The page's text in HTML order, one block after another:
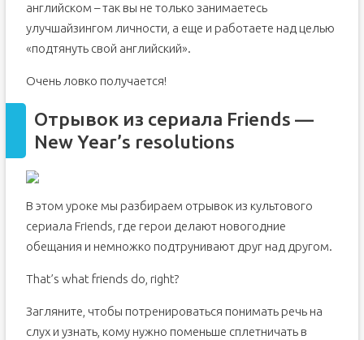
английском – так вы не только занимаетесь
улучшайзингом личности, а еще и работаете над целью
«подтянуть свой английский».
Очень ловко получается!
Отрывок из сериала Friends —
New Year’s resolutions
В этом уроке мы разбираем отрывок из культового
сериала Friends, где герои делают новогодние
обещания и немножко подтрунивают друг над другом.
That’s what friends do, right?
Загляните, чтобы потренироваться понимать речь на
слух и узнать, кому нужно поменьше сплетничать в